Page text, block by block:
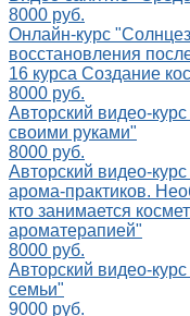
8000 руб.
Онлайн-курс
восстановления
16 курса Создание
8000 руб.
Авторский видео-
своими руками"
8000 руб.
Авторский видео-
арома-практиков.
кто занимается
ароматерапией"
8000 руб.
Авторский видео-
семьи"
9000 руб.